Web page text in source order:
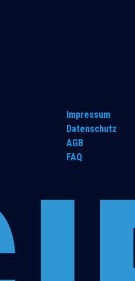
Impressum
Datenschutz
AGB
FAQ